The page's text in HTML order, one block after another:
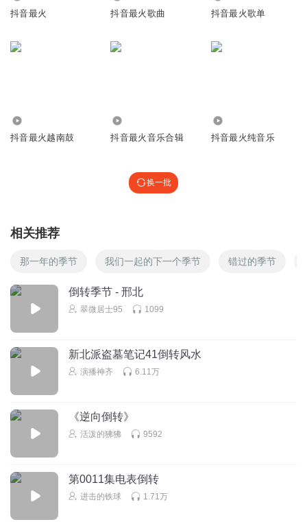
抖音最火 抖音最火歌曲 抖音最火歌单
抖音最火越南鼓 抖音最火音乐合辑 抖音最火纯音乐
换一批
相关推荐
那一年的季节 我们一起的下一个季节 错过的季节
倒转季节 - 邢北
翠微居士95 1099
新北派盗墓笔记41倒转风水
演播神齐 6.11万
《逆向倒转》
活泼的狒狒 9592
第0011集电表倒转
进击的铁球 1.71万